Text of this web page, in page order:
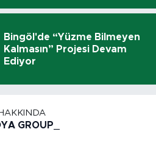
Bingöl'de “Yüzme Bilmeyen
Kalmasın” Projesi Devam
Ediyor
GROUP_